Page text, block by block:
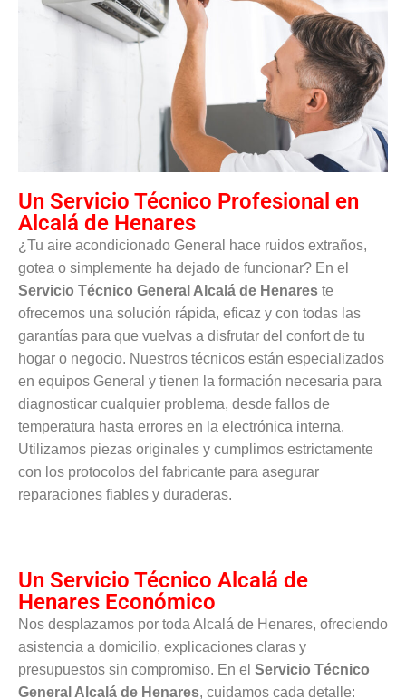
Un Servicio Técnico Profesional en
Alcalá de Henares
¿Tu aire acondicionado General hace ruidos extraños,
gotea o simplemente ha dejado de funcionar? En el
Servicio Técnico General Alcalá de Henares te
ofrecemos una solución rápida, eficaz y con todas las
garantías para que vuelvas a disfrutar del confort de tu
hogar o negocio. Nuestros técnicos están especializados
en equipos General y tienen la formación necesaria para
diagnosticar cualquier problema, desde fallos de
temperatura hasta errores en la electrónica interna.
Utilizamos piezas originales y cumplimos estrictamente
con los protocolos del fabricante para asegurar
reparaciones fiables y duraderas.
Un Servicio Técnico Alcalá de
Henares Económico
Nos desplazamos por toda Alcalá de Henares, ofreciendo
asistencia a domicilio, explicaciones claras y
presupuestos sin compromiso. En el Servicio Técnico
General Alcalá de Henares, cuidamos cada detalle: